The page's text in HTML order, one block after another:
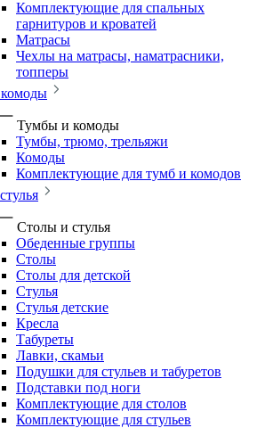
Комплектующие для спальных
гарнитуров и кроватей
Матрасы
Чехлы на матрасы, наматрасники,
топперы
Тумбы и комоды
Тумбы, трюмо, трельяжи
Комоды
Комплектующие для тумб и комодов
Столы и стулья
Обеденные группы
Столы
Столы для детской
Стулья
Стулья детские
Кресла
Табуреты
Лавки, скамьи
Подушки для стульев и табуретов
Подставки под ноги
Комплектующие для столов
Комплектующие для стульев